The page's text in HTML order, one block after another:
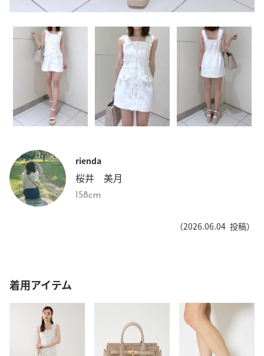
rienda
桜井 美月
158cm
（2026.06.04 投稿）
着用アイテム